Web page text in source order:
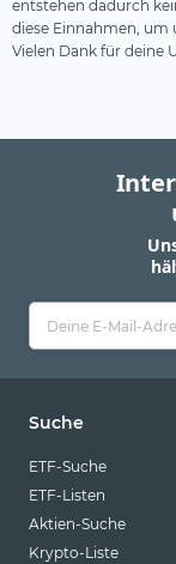
entstehen dadurch
diese Einnahmen, um
Vielen Dank für deine
Suche
ETF-Suche
ETF-Listen
Aktien-Suche
Krypto-Liste